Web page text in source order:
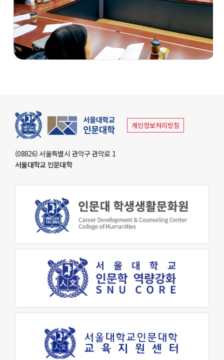
개인정보처리방침
(08826) 서울특별시 관악구 관악로 1
서울대학교 인문대학
인문소극장
최고지도자 인문학과정
대학생활
장학금제도
인문학펠로우
학생활동
학생회
원어연극제
인문대 소식
공지사항
행사 및 소식
인문대학 소식지
학생회 소식